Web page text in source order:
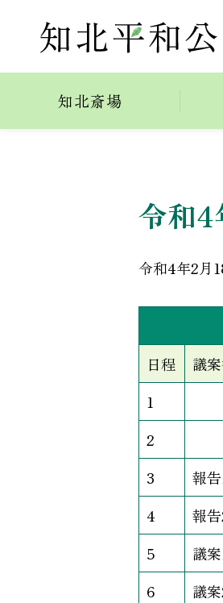
知北斎場
令和4年第
令和4
令和4年2月
日程
議
1
2
3
報告
4
報
5
議案
6
議